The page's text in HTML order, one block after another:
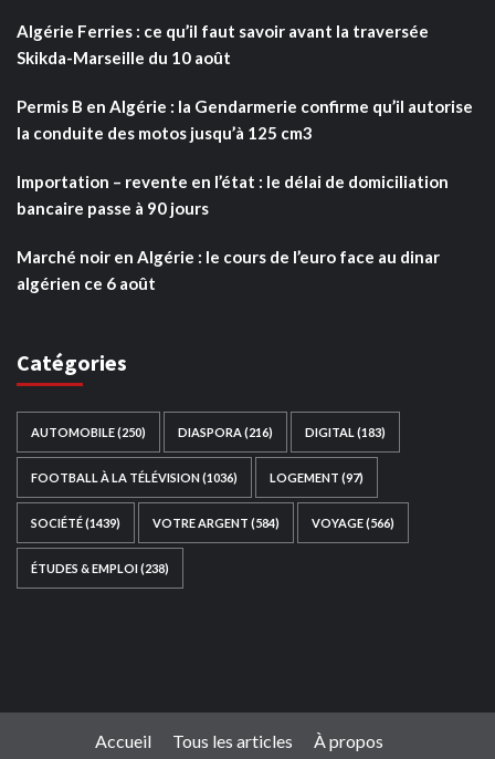
Algérie Ferries : ce qu’il faut savoir avant la traversée
Skikda-Marseille du 10 août
Permis B en Algérie : la Gendarmerie confirme qu’il autorise
la conduite des motos jusqu’à 125 cm3
Importation – revente en l’état : le délai de domiciliation
bancaire passe à 90 jours
Marché noir en Algérie : le cours de l’euro face au dinar
algérien ce 6 août
Catégories
AUTOMOBILE(250) DIASPORA (216) DIGITAL (183)
FOOTBALL À LA TÉLÉVISION(1036) LOGEMENT (97)
SOCIÉTÉ(1439) VOTRE ARGENT (584) VOYAGE(566)
ÉTUDES & EMPLOI(238)
Accueil Tous les articles
À propos